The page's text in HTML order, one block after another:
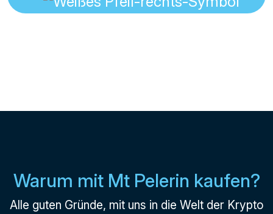
Warum mit Mt Pelerin kaufen?
Alle guten Gründe, mit uns in die Welt der Krypto